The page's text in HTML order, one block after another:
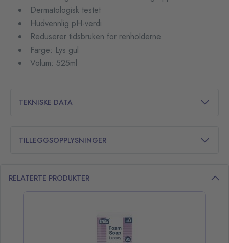
Dermatologisk testet
Hudvennlig pH-verdi
Reduserer tidsbruken for renholderne
Farge: Lys gul
Volum: 525ml
TEKNISKE DATA
TILLEGGSOPPLYSNINGER
RELATERTE PRODUKTER